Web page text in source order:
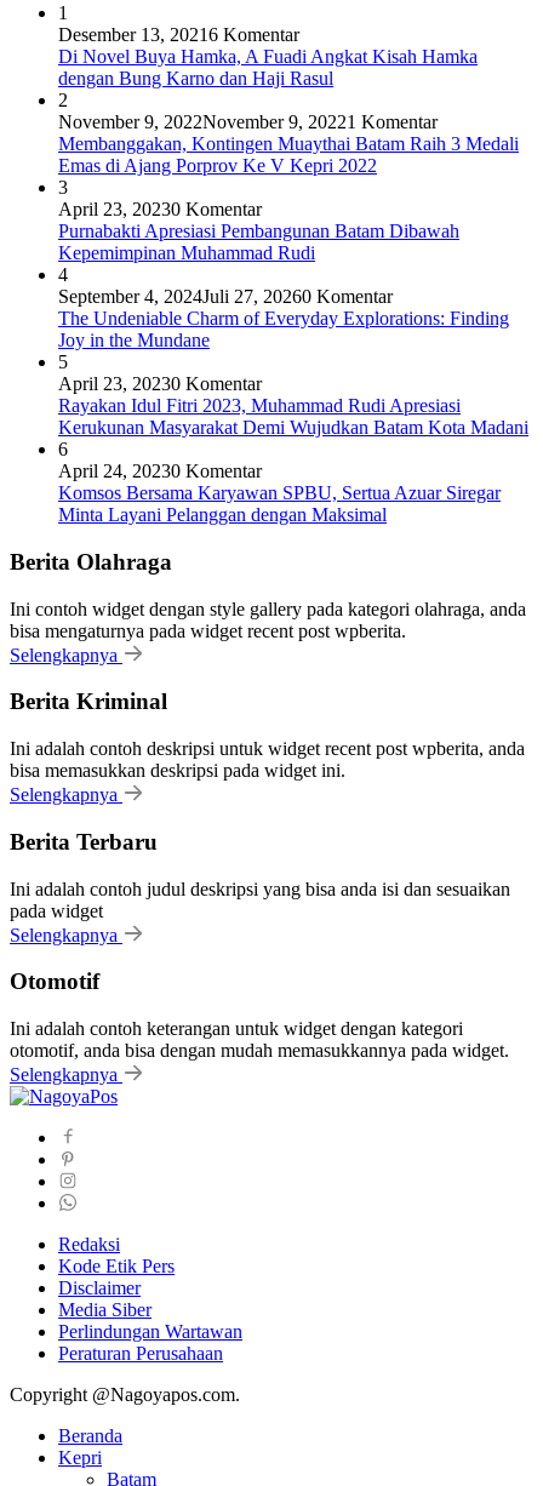
1
Desember 13, 20216 Komentar
Di Novel Buya Hamka, A Fuadi Angkat Kisah Hamka
dengan Bung Karno dan Haji Rasul
2
November 9, 2022November 9, 20221 Komentar
Membanggakan, Kontingen Muaythai Batam Raih 3 Medali
Emas di Ajang Porprov Ke V Kepri 2022
3
April 23, 20230 Komentar
Purnabakti Apresiasi Pembangunan Batam Dibawah
Kepemimpinan Muhammad Rudi
4
September 4, 2024Juli 27, 20260 Komentar
The Undeniable Charm of Everyday Explorations: Finding
Joy in the Mundane
5
April 23, 20230 Komentar
Rayakan Idul Fitri 2023, Muhammad Rudi Apresiasi
Kerukunan Masyarakat Demi Wujudkan Batam Kota Madani
6
April 24, 20230 Komentar
Komsos Bersama Karyawan SPBU, Sertua Azuar Siregar
Minta Layani Pelanggan dengan Maksimal
Berita Olahraga
Ini contoh widget dengan style gallery pada kategori olahraga, anda
bisa mengaturnya pada widget recent post wpberita.
Selengkapnya
Berita Kriminal
Ini adalah contoh deskripsi untuk widget recent post wpberita, anda
bisa memasukkan deskripsi pada widget ini.
Selengkapnya
Berita Terbaru
Ini adalah contoh judul deskripsi yang bisa anda isi dan sesuaikan
pada widget
Selengkapnya
Otomotif
Ini adalah contoh keterangan untuk widget dengan kategori
otomotif, anda bisa dengan mudah memasukkannya pada widget.
Selengkapnya
Redaksi
Kode Etik Pers
Disclaimer
Media Siber
Perlindungan Wartawan
Peraturan Perusahaan
Copyright @Nagoyapos.com.
Beranda
Kepri
Batam